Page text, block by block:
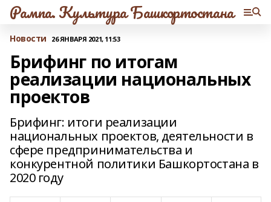
Рампа. Культура Башкортостана
Новости 26 ЯНВАРЯ 2021, 11:53
Брифинг по итогам
реализации национальных
проектов
Брифинг: итоги реализации
национальных проектов, деятельности в
сфере предпринимательства и
конкурентной политики Башкортостана в
2020 году